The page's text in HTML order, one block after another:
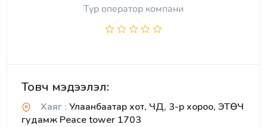
Тур оператор компани
Товч мэдээлэл:
Хаяг : Улаанбаатар хот, ЧД, 3-р хороо, ЭТӨЧ
гудамж Peace tower 1703